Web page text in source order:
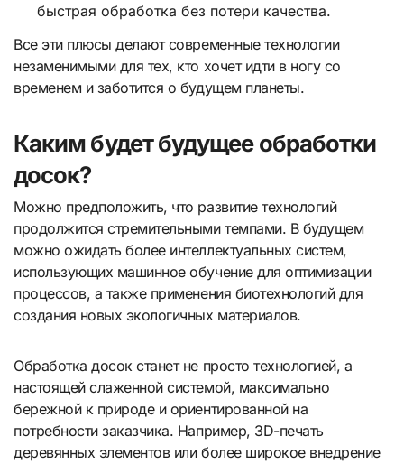
быстрая обработка без потери качества.
Все эти плюсы делают современные технологии
незаменимыми для тех, кто хочет идти в ногу со
временем и заботится о будущем планеты.
Каким будет будущее обработки
досок?
Можно предположить, что развитие технологий
продолжится стремительными темпами. В будущем
можно ожидать более интеллектуальных систем,
использующих машинное обучение для оптимизации
процессов, а также применения биотехнологий для
создания новых экологичных материалов.
Обработка досок станет не просто технологией, а
настоящей слаженной системой, максимально
бережной к природе и ориентированной на
потребности заказчика. Например, 3D-печать
деревянных элементов или более широкое внедрение